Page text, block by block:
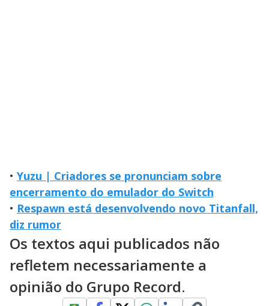
• Yuzu | Criadores se pronunciam sobre
encerramento do emulador do Switch
• Respawn está desenvolvendo novo Titanfall,
diz rumor
Os textos aqui publicados não
refletem necessariamente a
opinião do Grupo Record.